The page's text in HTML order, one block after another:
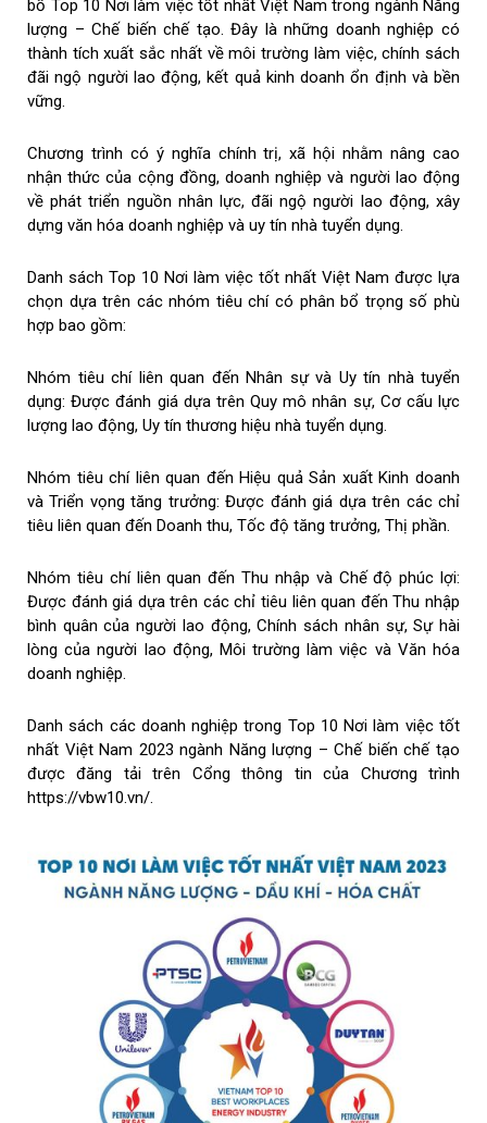
bố Top 10 Nơi làm việc tốt nhất Việt Nam trong ngành Năng
lượng – Chế biến chế tạo. Đây là những doanh nghiệp có
thành tích xuất sắc nhất về môi trường làm việc, chính sách
đãi ngộ người lao động, kết quả kinh doanh ổn định và bền
vững.
Chương trình có ý nghĩa chính trị, xã hội nhằm nâng cao
nhận thức của cộng đồng, doanh nghiệp và người lao động
về phát triển nguồn nhân lực, đãi ngộ người lao động, xây
dựng văn hóa doanh nghiệp và uy tín nhà tuyển dụng.
Danh sách Top 10 Nơi làm việc tốt nhất Việt Nam được lựa
chọn dựa trên các nhóm tiêu chí có phân bổ trọng số phù
hợp bao gồm:
Nhóm tiêu chí liên quan đến Nhân sự và Uy tín nhà tuyển
dụng: Được đánh giá dựa trên Quy mô nhân sự, Cơ cấu lực
lượng lao động, Uy tín thương hiệu nhà tuyển dụng.
Nhóm tiêu chí liên quan đến Hiệu quả Sản xuất Kinh doanh
và Triển vọng tăng trưởng: Được đánh giá dựa trên các chỉ
tiêu liên quan đến Doanh thu, Tốc độ tăng trưởng, Thị phần.
Nhóm tiêu chí liên quan đến Thu nhập và Chế độ phúc lợi:
Được đánh giá dựa trên các chỉ tiêu liên quan đến Thu nhập
bình quân của người lao động, Chính sách nhân sự, Sự hài
lòng của người lao động, Môi trường làm việc và Văn hóa
doanh nghiệp.
Danh sách các doanh nghiệp trong Top 10 Nơi làm việc tốt
nhất Việt Nam 2023 ngành Năng lượng – Chế biến chế tạo
được đăng tải trên Cổng thông tin của Chương trình
https://vbw10.vn/.